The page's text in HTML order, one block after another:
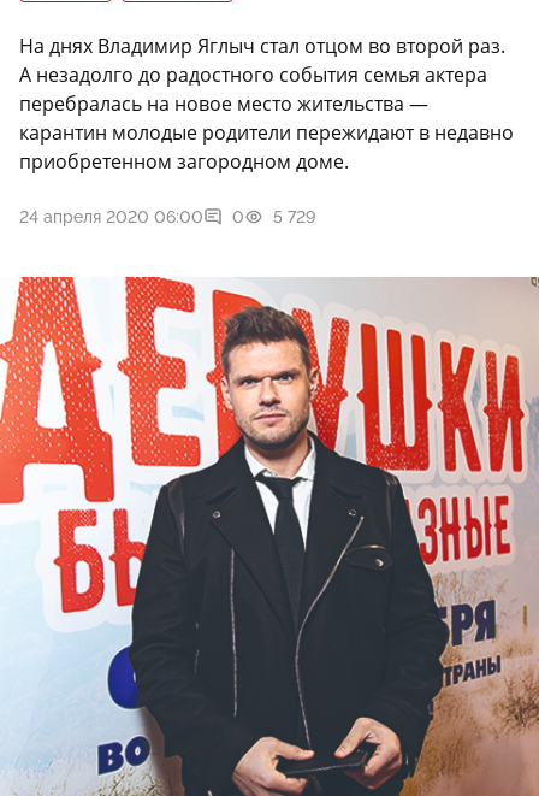
На днях Владимир Яглыч стал отцом во второй раз.
А незадолго до радостного события семья актера
перебралась на новое место жительства —
карантин молодые родители пережидают в недавно
приобретенном загородном доме.
24 апреля 2020 06:00 0 5 729